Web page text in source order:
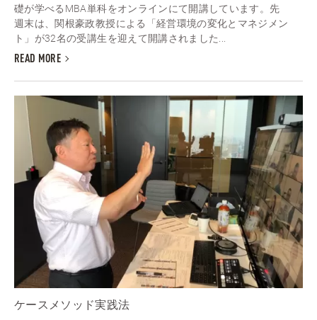
礎が学べるMBA単科をオンラインにて開講しています。先
週末は、関根豪政教授による「経営環境の変化とマネジメン
ト」が32名の受講生を迎えて開講されました...
READ MORE
ケースメソッド実践法